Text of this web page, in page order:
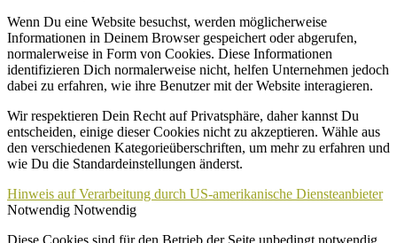
Wenn Du eine Website besuchst, werden möglicherweise
Informationen in Deinem Browser gespeichert oder abgerufen,
normalerweise in Form von Cookies. Diese Informationen
identifizieren Dich normalerweise nicht, helfen Unternehmen jedoch
dabei zu erfahren, wie ihre Benutzer mit der Website interagieren.
Wir respektieren Dein Recht auf Privatsphäre, daher kannst Du
entscheiden, einige dieser Cookies nicht zu akzeptieren. Wähle aus
den verschiedenen Kategorieüberschriften, um mehr zu erfahren und
wie Du die Standardeinstellungen änderst.
Hinweis auf Verarbeitung durch US-amerikanische Diensteanbieter
Notwendig Notwendig
Diese Cookies sind für den Betrieb der Seite unbedingt notwendig